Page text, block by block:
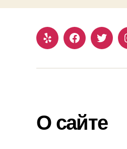
Yelp FacebookTwitter
О сайте